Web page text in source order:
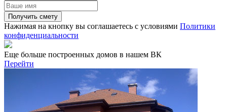
Получить смету
Нажимая на кнопку вы соглашаетесь с условиями Политики
конфиденциальности
Еще больше построенных домов в нашем ВК
Перейти